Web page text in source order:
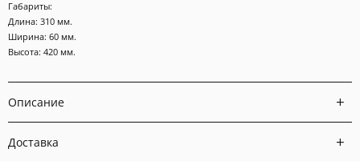
Габариты:
Длина: 310 мм.
Ширина: 60 мм.
Высота: 420 мм.
Описание
Доставка